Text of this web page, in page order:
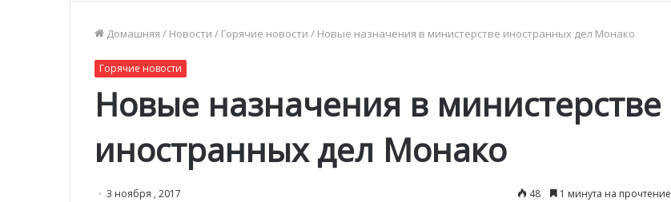
Домашняя / Новости / Горячие новости / Новые назначения в министерстве иностранных дел Монако
Горячие новости
Новые назначения в министерстве
иностранных дел Монако
3 ноября , 2017 48 1 минута на прочтение